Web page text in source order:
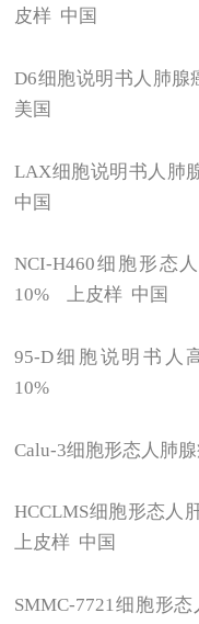
皮样 中国
D6细胞说明书人肺
美国
LAX细胞说明书人肺
中国
NCI-H460细胞形态
10% 上皮样 中国
95-D细胞说明书人
10%
Calu-3细胞形态人肺
HCCLMS细胞形态人
上皮样 中国
SMMC-7721细胞形